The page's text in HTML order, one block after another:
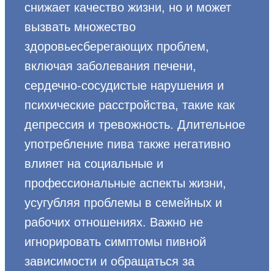
снижает качество жизни, но и может
вызвать множество
здоровьесберегающих проблем,
включая заболевания печени,
сердечно-сосудистые нарушения и
психические расстройства, такие как
депрессия и тревожность. Длительное
употребление пива также негативно
влияет на социальные и
профессиональные аспекты жизни,
усугубляя проблемы в семейных и
рабочих отношениях. Важно не
игнорировать симптомы пивной
зависимости и обращаться за